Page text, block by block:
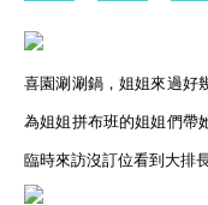
喜園涮涮鍋，姐姐來過好
為姐姐拼布班的姐姐們帶
臨時來訪沒訂位看到大排